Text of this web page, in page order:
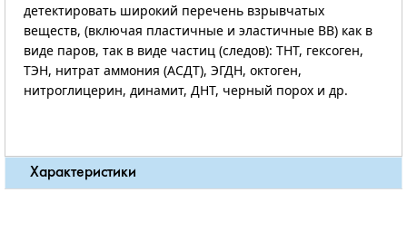
детектировать широкий перечень взрывчатых
веществ, (включая пластичные и эластичные ВВ) как в
виде паров, так в виде частиц (следов): ТНТ, гексоген,
ТЭН, нитрат аммония (АСДТ), ЭГДН, октоген,
нитроглицерин, динамит, ДНТ, черный порох и др.
Характеристики